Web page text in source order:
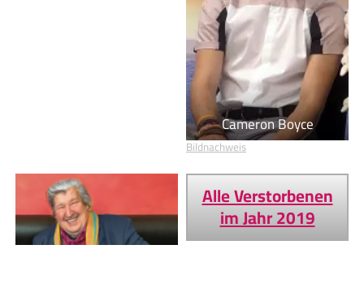
Cameron Boyce
Bildnachweis
Alle Verstorbenen
im Jahr 2019